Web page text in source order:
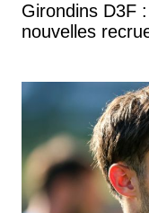
Girondins D3F
nouvelles